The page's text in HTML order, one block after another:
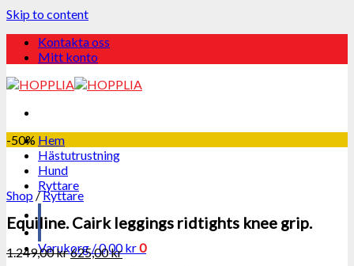
Skip to content
Kontakta oss
Mitt konto
Hem
Hästutrustning
Hund
Ryttare
Varukorg /0,00kr0
-50%
Shop /Ryttare
Equiline. Cairk leggings ridtights knee grip.
1.249,00kr625,00kr